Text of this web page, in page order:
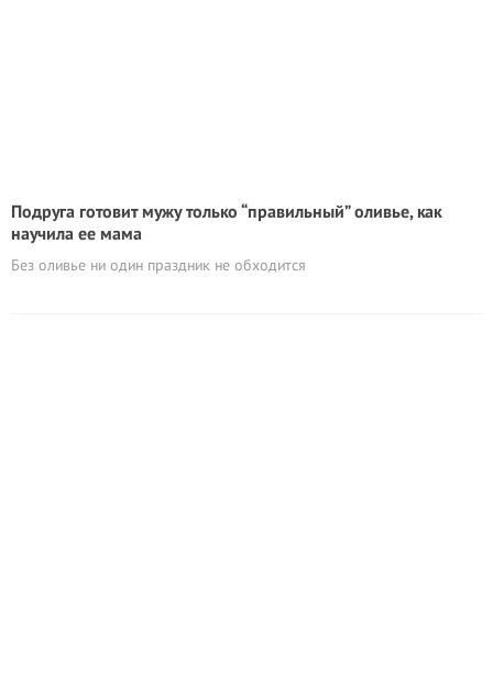
Подруга готовит мужу только “правильный” оливье, как
научила ее мама
Без оливье ни один праздник не обходится